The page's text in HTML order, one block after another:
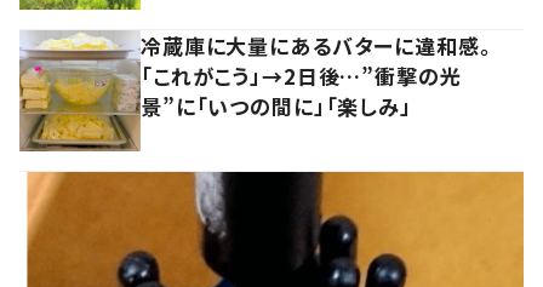
冷蔵庫に大量にあるバターに違和感。
「これがこう」→2日後…”衝撃の光
景”に「いつの間に」「楽しみ」